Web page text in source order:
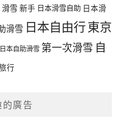
滑雪 新手 日本滑雪自助 日本滑
滑雪 日本自由行東京
本自助滑雪 第一次滑雪 自
行
廣告